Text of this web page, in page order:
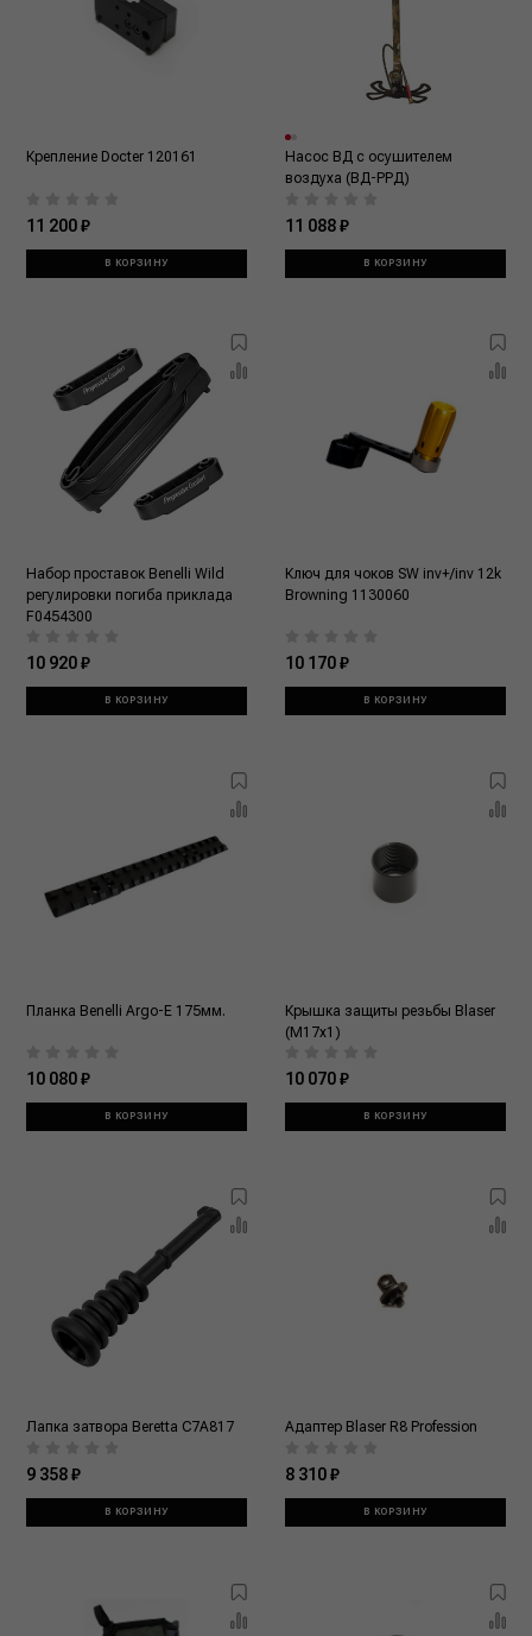
Крепление Doсter 120161
11 200 ₽
В КОРЗИНУ
Насос ВД с осушителем
воздуха (ВД-РРД)
11 088 ₽
В КОРЗИНУ
Набор проставок Benelli Wild
регулировки погиба приклада
F0454300
10 920 ₽
В КОРЗИНУ
Ключ для чоков SW inv+/inv 12k
Browning 1130060
10 170 ₽
В КОРЗИНУ
Планка Benelli Argo-E 175мм.
10 080 ₽
В КОРЗИНУ
Крышка защиты резьбы Blaser
(M17x1)
10 070 ₽
В КОРЗИНУ
Лапка затвора Beretta C7A817
9 358 ₽
В КОРЗИНУ
Адаптер Blaser R8 Profession
8 310 ₽
В КОРЗИНУ